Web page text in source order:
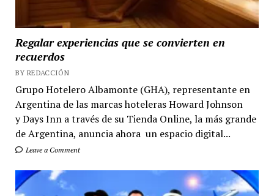
Regalar experiencias que se convierten en
recuerdos
BY REDACCIÓN
Grupo Hotelero Albamonte (GHA), representante en
Argentina de las marcas hoteleras Howard Johnson
y Days Inn a través de su Tienda Online, la más grande
de Argentina, anuncia ahora un espacio digital...
Leave a Comment